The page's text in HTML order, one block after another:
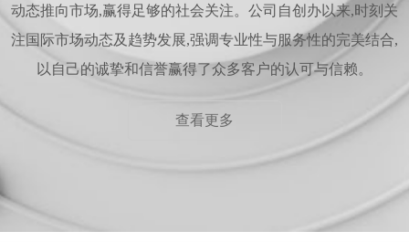
动态推向市场,赢得足够的社会关注。公司自创办以来,时刻关
注国际市场动态及趋势发展,强调专业性与服务性的完美结合,
以自己的诚挚和信誉赢得了众多客户的认可与信赖。
查看更多